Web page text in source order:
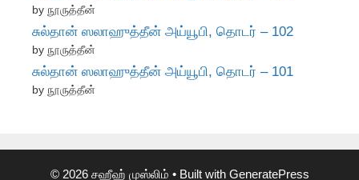
by நூருத்தீன்
சுல்தான் ஸலாஹுத்தீன் அய்யூபி, தொடர் – 102
by நூருத்தீன்
சுல்தான் ஸலாஹுத்தீன் அய்யூபி, தொடர் – 101
by நூருத்தீன்
© 2026 சஹீஹ் முஸ்லிம் • Built with GeneratePress